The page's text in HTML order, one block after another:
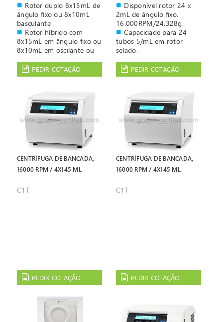
Rotor duplo 8x15mL de
ângulo fixo ou 8x10mL
basculante
Rotor híbrido com
8x15mL em ângulo fixo ou
8x10mL em oscilante ou
4x10mL em oscilante
Sistema de fixação do
Tampa com sistema de
fecho rápido, fecha com
um click
Centrífuga equipada
com motor de indução
sem escovas e controlada
por microprocessador.
PEDIR COTAÇÃO
Disponível rotor 24 x
2mL de ângulo fixo,
16.000RPM/24.328g.
Capacidade para 24
tubos 5/mL em rotor
selado.
rotor "Auto-Lock® III",
possibilita a troca de rotor
automático do rotor,
oferece a máxima
protecção contra uma
incorrecta programação.
Reconhecimento
automático de
desequilíbrio, que
assegura a máxima
segurança no trabalho
qualquer velocidade.
PEDIR COTAÇÃO
CENTRÍFUGA DE BANCADA,
16000 RPM / 4X145 ML
C1T
PEDIR COTAÇÃO
CENTRÍFUGA DE BANCADA,
16000 RPM / 4X145 ML
C1T
PEDIR COTAÇÃO